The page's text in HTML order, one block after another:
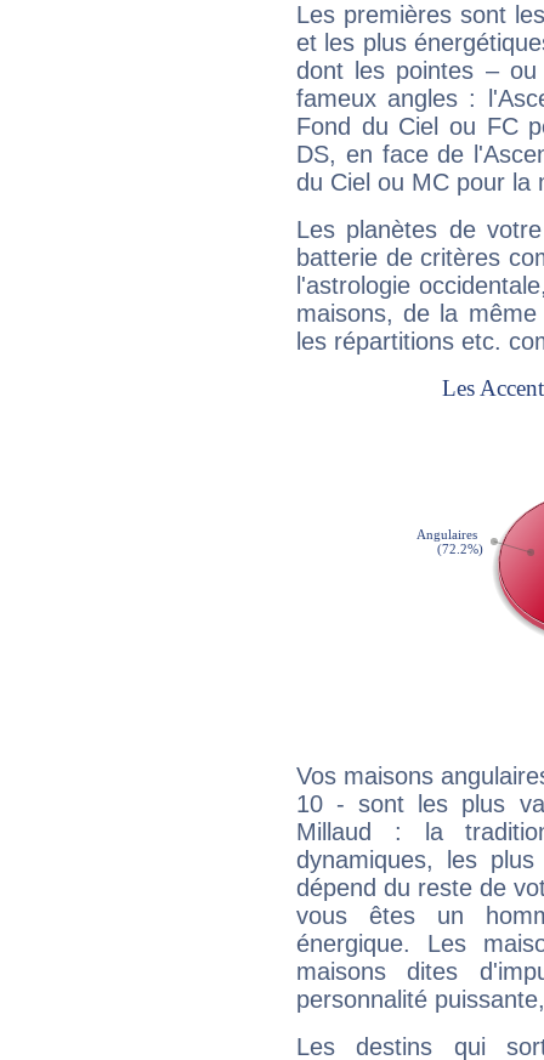
Les premières sont
et les plus
dont les pointes –
fameux angles :
Fond du Ciel ou FC
DS, en face de
du Ciel ou MC pour la
Les planètes de
batterie de critères
l'astrologie
maisons, de la
les répartitions etc.
Vos maisons
10 - sont les plus
Millaud : la
dynamiques, les
dépend du reste de
vous êtes un
énergique. Les
maisons dites
personnalité
Les destins qui